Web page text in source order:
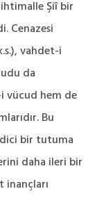
ihtimalle Şiî bir
Cenazesi
vahdet-i
da
vücud hem de
Bu
bir tutuma
daha ileri bir
inançları